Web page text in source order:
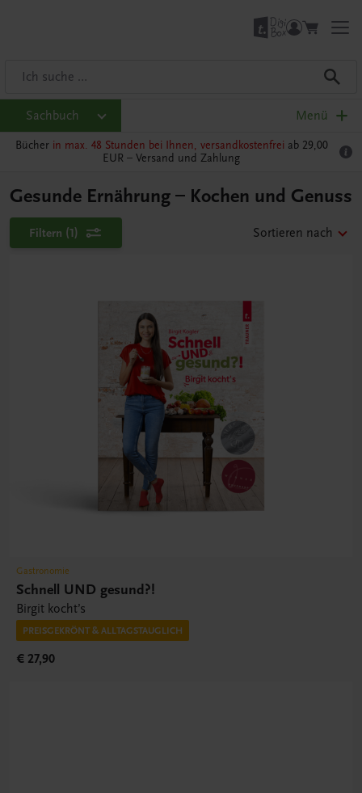
Sachbuch Menü
Bücher in max. 48 Stunden bei Ihnen, versandkostenfrei ab 29,00
EUR – Versand und Zahlung
Gesunde Ernährung – Kochen und Genuss
Filtern (1) Sortieren nach
Gastronomie
Schnell UND gesund?!
Birgit kocht’s
PREISGEKRÖNT & ALLTAGSTAUGLICH
€ 27,90